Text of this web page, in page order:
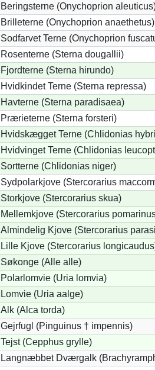
Beringsterne (Onychoprion
Brilleterne (Onychoprion anaethetus)
Sodfarvet Terne (Onychoprion
Rosenterne (Sterna dougallii)
Fjordterne (Sterna hirundo)
Hvidkindet Terne (Sterna repressa)
Havterne (Sterna paradisaea)
Prærieterne (Sterna forsteri)
Hvidskægget Terne (Chlidonias
Hvidvinget Terne (Chlidonias
Sortterne (Chlidonias niger)
Sydpolarkjove (Stercorarius
Storkjove (Stercorarius skua)
Mellemkjove (Stercorarius
Almindelig Kjove (Stercorarius
Lille Kjove (Stercorarius
Søkonge (Alle alle)
Polarlomvie (Uria lomvia)
Lomvie (Uria aalge)
Alk (Alca torda)
Gejrfugl (Pinguinus † impennis)
Tejst (Cepphus grylle)
Langnæbbet Dværgalk